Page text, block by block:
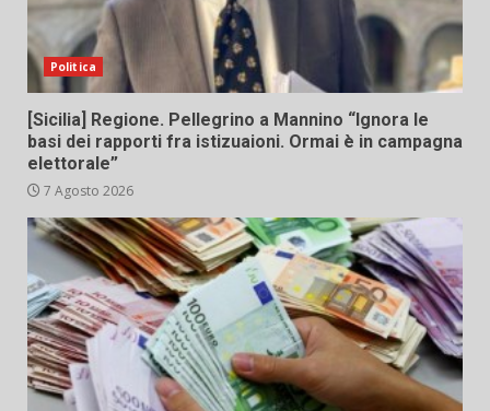
Politica
[Sicilia] Regione. Pellegrino a Mannino “Ignora le
basi dei rapporti fra istizuaioni. Ormai è in campagna
elettorale”
7 Agosto 2026